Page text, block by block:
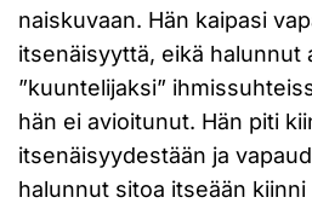
naiskuvaan. Hän kaipasi
itsenäisyyttä, eikä halunnut
”kuuntelijaksi”
hän ei avioitunut. Hän piti
itsenäisyydestään ja
halunnut sitoa itseään